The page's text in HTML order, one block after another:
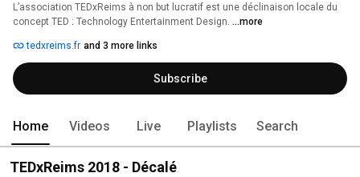
L’association TEDxReims à non but lucratif est une déclinaison locale du
concept TED : Technology Entertainment Design. ...more
tedxreims.fr and 3 more links
Subscribe
Home Videos Live Playlists Search
TEDxReims 2018 - Décalé